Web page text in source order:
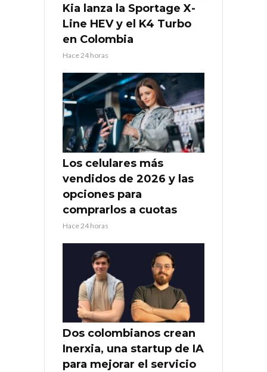
Kia lanza la Sportage X-
Line HEV y el K4 Turbo
en Colombia
Hace 24 horas
Los celulares más
vendidos de 2026 y las
opciones para
comprarlos a cuotas
Hace 24 horas
Dos colombianos crean
Inerxia, una startup de IA
para mejorar el servicio